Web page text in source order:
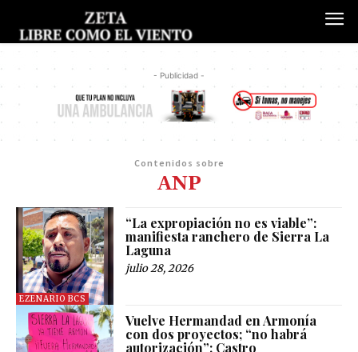
- Publicidad -
Contenidos sobre
ANP
EZENARIO BCS
“La expropiación no es viable”:
manifiesta ranchero de Sierra La
Laguna
julio 28, 2026
Vuelve Hermandad en Armonía
con dos proyectos; “no habrá
autorización”: Castro